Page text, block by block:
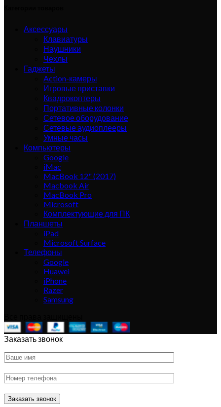
Аксессуары
Клавиатуры
Наушники
Чехлы
Гаджеты
Action-камеры
Игровые приставки
Квадрокоптеры
Портативные колонки
Сетевое оборудование
Сетевые аудиоплееры
Умные часы
Компьютеры
Google
iMac
MacBook 12" (2017)
Macbook Air
MacBook Pro
Microsoft
Комплектующие для ПК
Планшеты
iPad
Microsoft Surface
Телефоны
Google
Huawei
iPhone
Razer
Samsung
Заказать звонок